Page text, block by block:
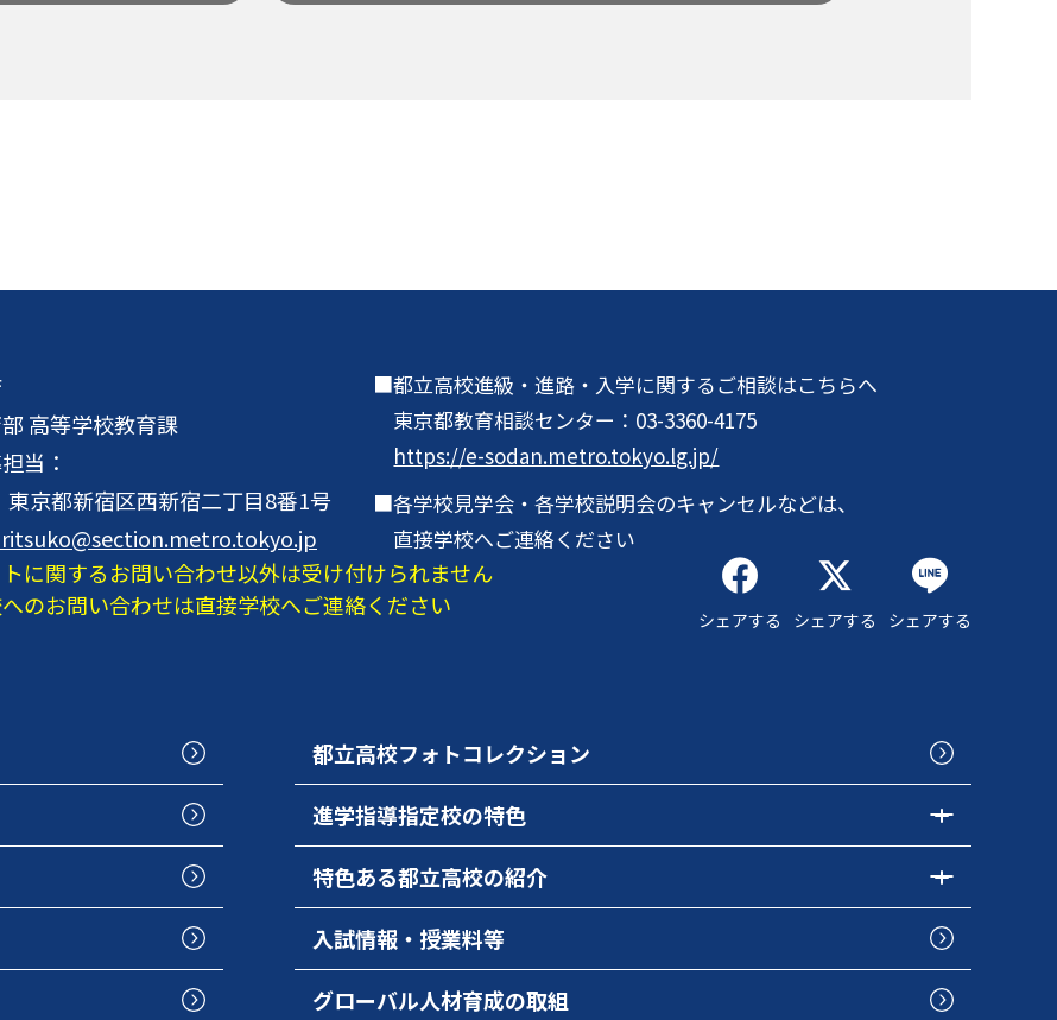
高等学校教育課
当：
京都新宿区西新宿二丁目8番1号
都立高校進級・進路・入学に関するご相談はこちらへ
東京都教育相談センター： 03-3360-4175
https://e-sodan.metro.tokyo.lg.jp/
各学校見学会・各学校説明会のキャンセルなどは、
直接学校へご連絡ください
に関するお問い合わせ以外は受け付けられません
のお問い合わせは直接学校へご連絡ください
シェアする シェアする シェアする
都立高校フォトコレクション
進学指導指定校の特色
特色ある都立高校の紹介
入試情報・授業料等
グローバル人材育成の取組